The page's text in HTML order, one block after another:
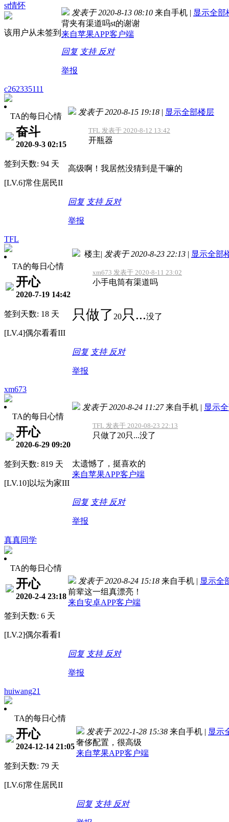
st情怀
该用户从未签到
发表于 2020-8-13 08:10 来自手机 | 显示全部
背夹有渠道吗st的谢谢
来自苹果APP客户端
回复 支持 反对
举报
c262335111
TA的每日心情
奋斗
2020-9-3 02:15
签到天数: 94 天
[LV.6]常住居民II
发表于 2020-8-15 19:18 | 显示全部楼层
TFL 发表于 2020-8-12 13:42
开瓶器
高级啊！我居然没猜到是干嘛的
回复 支持 反对
举报
TFL
TA的每日心情
开心
2020-7-19 14:42
签到天数: 18 天
[LV.4]偶尔看看III
楼主| 发表于 2020-8-23 22:13 | 显示全部
xm673 发表于 2020-8-11 23:02
小手电筒有渠道吗
只做了 20只...没了
回复 支持 反对
举报
xm673
TA的每日心情
开心
2020-6-29 09:20
签到天数: 819 天
[LV.10]以坛为家III
发表于 2020-8-24 11:27 来自手机 | 显示
TFL 发表于 2020-08-23 22:13
只做了20只...没了
太遗憾了，挺喜欢的
来自苹果APP客户端
回复 支持 反对
举报
真真同学
TA的每日心情
开心
2020-2-4 23:18
签到天数: 6 天
[LV.2]偶尔看看I
发表于 2020-8-24 15:18 来自手机 | 显示全
前辈这一组真漂亮！
来自安卓APP客户端
回复 支持 反对
举报
huiwang21
TA的每日心情
开心
2024-12-14 21:05
签到天数: 79 天
[LV.6]常住居民II
发表于 2022-1-28 15:38 来自手机 | 显示
奢侈配置，很高级
来自苹果APP客户端
回复 支持 反对